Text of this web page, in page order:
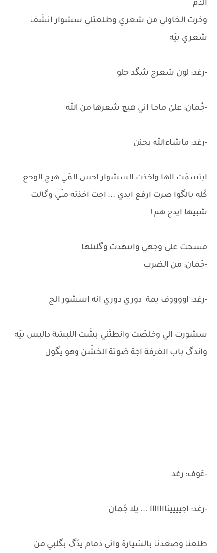
الدم
وخرت الخاولي من شعري وطلعتلي سشوار انشَف
شعري بيَه
-رغد: لون شعرج شگد حلو
-جُمان: علىٰ ماما اني هيچ شعرها من الله
-رغد: ماشاءالله يجنن
ابتسمَت الها واخذت السشوار احس المَي هيج الوجع
كُله بالگوا صرت ارفع ايدي ... اجت اخذته منَي وگالت
شبيها ايدج هم !
مسَحت علىٰ وجهي واتنهدت وگلتلها
-جُمان: من الضرب
-رغد: اووووف يمة دوري دوري انه اسشور الج
سشورت الي وخلصَت وانطتَني بشَت اللبسَة دالبس بيَه
واندگ باب الغرفة اجة صَوتة الخشَن وهو يگول
-عَوف: رغد
-رغد: اجيييينااااااا ... يلا جُمان
طلعنا وصعدنا بالسَيارة واني دمام يدُگ بگلبي من